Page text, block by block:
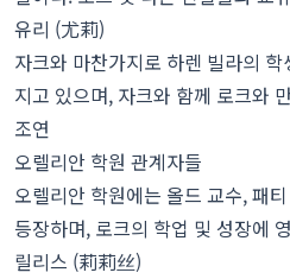
유리 (尤莉)
자크와 마찬가지로 하렌 빌라의
지고 있으며, 자크와 함께 로크와
조연
오렐리안 학원 관계자들
오렐리안 학원에는 올드 교수, 패
등장하며, 로크의 학업 및 성장에
릴리스 (莉莉丝)